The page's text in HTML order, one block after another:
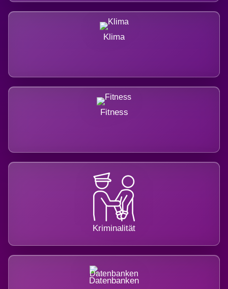
Klima
Fitness
Kriminalität
Datenbanken